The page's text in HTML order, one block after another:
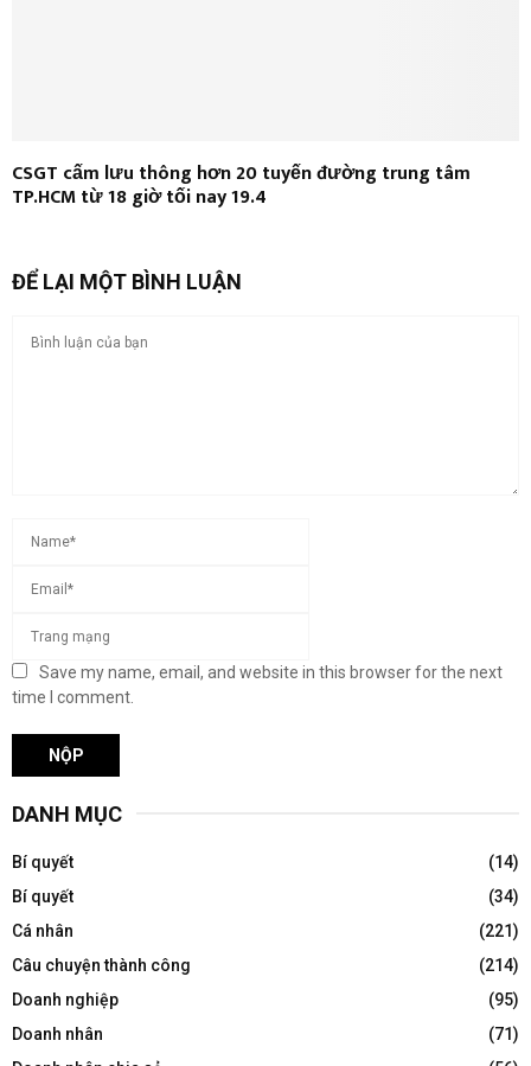
CSGT cấm lưu thông hơn 20 tuyến đường trung tâm
TP.HCM từ 18 giờ tối nay 19.4
ĐỂ LẠI MỘT BÌNH LUẬN
Save my name, email, and website in this browser for the next
time I comment.
DANH MỤC
Bí quyết
(14)
Bí quyết
(34)
Cá nhân
(221)
Câu chuyện thành công
(214)
Doanh nghiệp
(95)
Doanh nhân
(71)